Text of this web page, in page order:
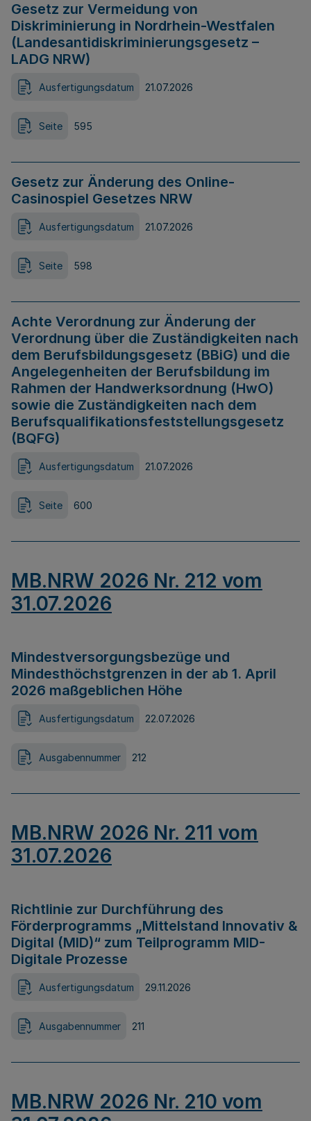
Gesetz zur Vermeidung von
Diskriminierung in Nordrhein-Westfalen
(Landesantidiskriminierungsgesetz –
LADG NRW)
Ausfertigungsdatum 21.07.2026
Seite 595
Gesetz zur Änderung des Online-
Casinospiel Gesetzes NRW
Ausfertigungsdatum 21.07.2026
Seite 598
Achte Verordnung zur Änderung der
Verordnung über die Zuständigkeiten nach
dem Berufsbildungsgesetz (BBiG) und die
Angelegenheiten der Berufsbildung im
Rahmen der Handwerksordnung (HwO)
sowie die Zuständigkeiten nach dem
Berufsqualifikationsfeststellungsgesetz
(BQFG)
Ausfertigungsdatum 21.07.2026
Seite 600
MB.NRW 2026 Nr. 212 vom
31.07.2026
Mindestversorgungsbezüge und
Mindesthöchstgrenzen in der ab 1. April
2026 maßgeblichen Höhe
Ausfertigungsdatum 22.07.2026
Ausgabennummer 212
MB.NRW 2026 Nr. 211 vom
31.07.2026
Richtlinie zur Durchführung des
Förderprogramms „Mittelstand Innovativ &
Digital (MID)“ zum Teilprogramm MID-
Digitale Prozesse
Ausfertigungsdatum 29.11.2026
Ausgabennummer 211
MB.NRW 2026 Nr. 210 vom